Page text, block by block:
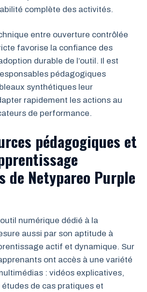
complète des activités.
entre ouverture contrôlée
favorise la confiance des
durable de l’outil. Il est
pédagogiques
synthétiques leur
rapidement les actions au
de performance.
pédagogiques et
Netypareo Purple
outil numérique dédié à la
aussi par son aptitude à
actif et dynamique. Sur
ont accès à une variété
: vidéos explicatives,
de cas pratiques et